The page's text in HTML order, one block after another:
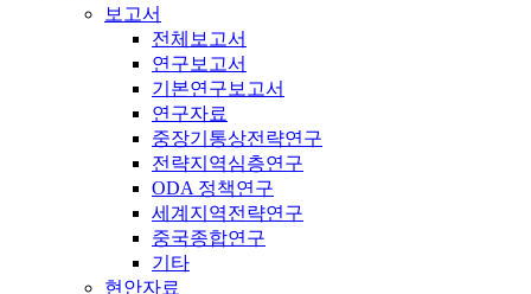
보고서
전체보고서
연구보고서
기본연구보고서
연구자료
중장기통상전략연구
전략지역심층연구
ODA 정책연구
세계지역전략연구
중국종합연구
기타
현안자료